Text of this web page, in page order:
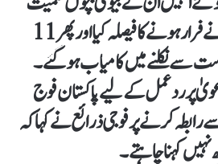
قید میں ڈال دیا تو انہوں نے فرار ہونے کا فیصلہ کیا اور پھر 11
کو وہ حراست سے نکلنے میں کامیاب ہوگئے۔
پر رد عمل کے لیے پاکستان فوج
کرنے پر فوجی ذرائع نے کہا کہ
کہنا چاہتے۔